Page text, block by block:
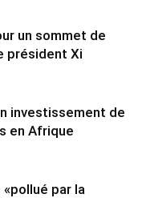
un sommet de
président Xi
investissement de
en Afrique
«pollué par la